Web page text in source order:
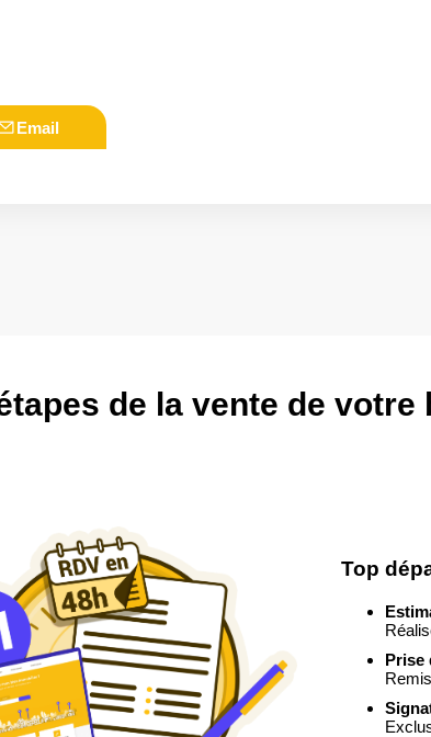
Email
de la vente de
Top
Prise